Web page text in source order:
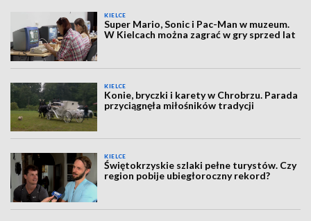
KIELCE
Super Mario, Sonic i Pac-Man w muzeum.
W Kielcach można zagrać w gry sprzed lat
KIELCE
Konie, bryczki i karety w Chrobrzu. Parada
przyciągnęła miłośników tradycji
KIELCE
Świętokrzyskie szlaki pełne turystów. Czy
region pobije ubiegłoroczny rekord?